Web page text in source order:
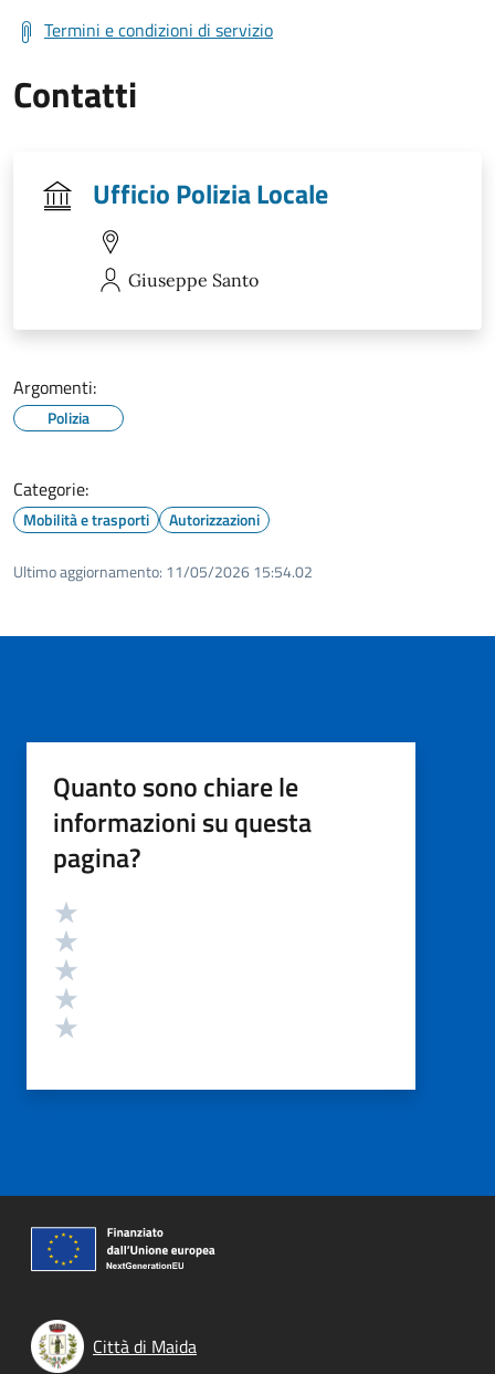
Termini e condizioni di servizio
Contatti
Ufficio Polizia Locale
Giuseppe Santo
Argomenti:
Polizia
Categorie:
Mobilità e trasporti Autorizzazioni
Ultimo aggiornamento: 11/05/2026 15:54.02
Quanto sono chiare le
informazioni su questa
pagina?
Valutazione
Città di Maida